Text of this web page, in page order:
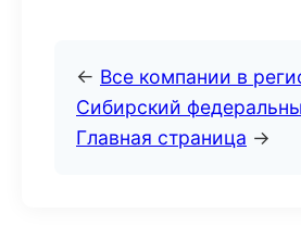
← Все компании в
Сибирский
Главная страница →